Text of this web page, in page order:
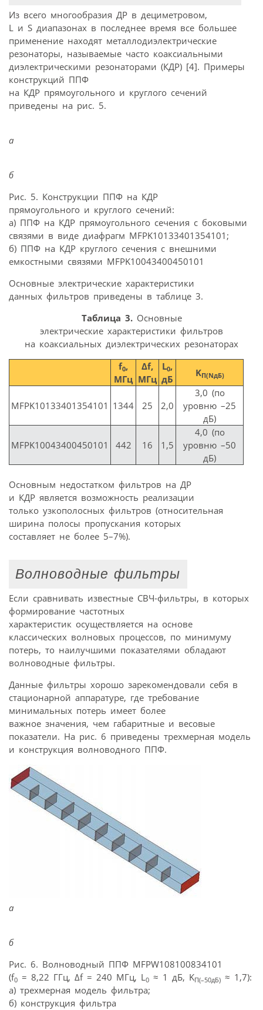
Из всего многообразия ДР в дециметровом,
L и S диапазонах в последнее время все большее
применение находят металлодиэлектрические
резонаторы, называемые часто коаксиальными
диэлектрическими резонаторами (КДР) [4]. Примеры
конструкций ППФ
на КДР прямоугольного и круглого сечений
приведены на рис. 5.
а
б
Рис. 5. Конструкции ППФ на КДР
прямоугольного и круглого сечений:
а) ППФ на КДР прямоугольного сечения с боковыми
связями в виде диафрагм MFPK10133401354101;
б) ППФ на КДР круглого сечения с внешними
емкостными связями MFPK10043400450101
Основные электрические характеристики
данных фильтров приведены в таблице 3.
Таблица 3.Основные
электрические характеристики фильтров
на коаксиальных диэлектрических резонаторах
f0,
МГц
Δf,
МГц
L0,
дБ
KП(NдБ)
MFPK10133401354101 1344 25 2,0
3,0 (по
уровню –25
дБ)
MFPK10043400450101 442 16 1,5
4,0 (по
уровню –50
дБ)
Основным недостатком фильтров на ДР
и КДР является возможность реализации
только узкополосных фильтров (относительная
ширина полосы пропускания которых
составляет не более 5–7%).
Волноводные фильтры
Если сравнивать известные СВЧ-фильтры, в которых
формирование частотных
характеристик осуществляется на основе
классических волновых процессов, по минимуму
потерь, то наилучшими показателями обладают
волноводные фильтры.
Данные фильтры хорошо зарекомендовали себя в
стационарной аппаратуре, где требование
минимальных потерь имеет более
важное значения, чем габаритные и весовые
показатели. На рис. 6 приведены трехмерная модель
и конструкция волноводного ППФ.
а
б
Рис. 6. Волноводный ППФ MFPW108100834101
(f0 = 8,22 ГГц, Δf = 240 МГц, L 0 ≈ 1 дБ, KП(–50дБ) ≈ 1,7):
а) трехмерная модель фильтра;
б) конструкция фильтра